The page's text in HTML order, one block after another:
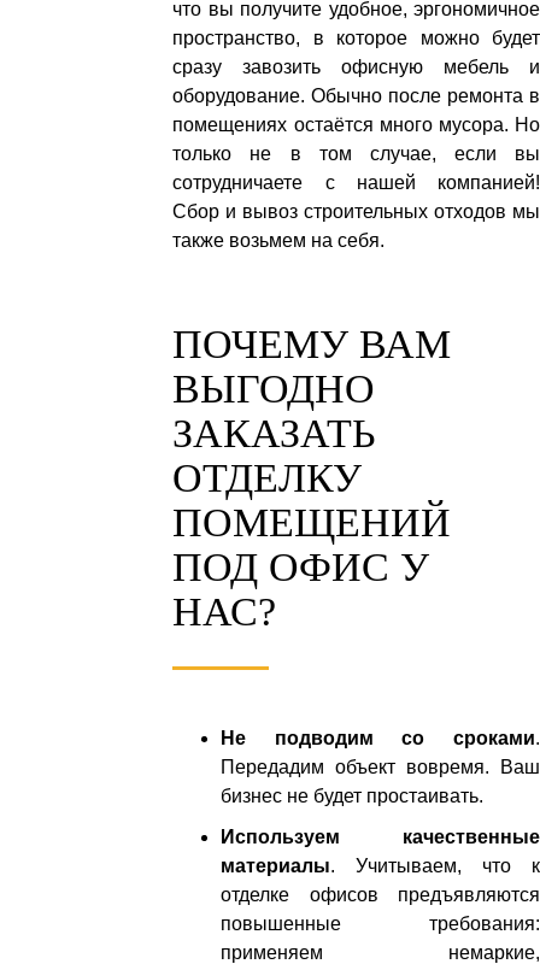
что вы получите удобное, эргономичное
пространство, в которое можно будет
сразу завозить офисную мебель и
оборудование. Обычно после ремонта в
помещениях остаётся много мусора. Но
только не в том случае, если вы
сотрудничаете с нашей компанией!
Сбор и вывоз строительных отходов мы
также возьмем на себя.
ПОЧЕМУ ВАМ
ВЫГОДНО
ЗАКАЗАТЬ
ОТДЕЛКУ
ПОМЕЩЕНИЙ
ПОД ОФИС У
НАС?
Не подводим со сроками.
Передадим объект вовремя. Ваш
бизнес не будет простаивать.
Используем качественные
материалы. Учитываем, что к
отделке офисов предъявляются
повышенные требования:
применяем немаркие,